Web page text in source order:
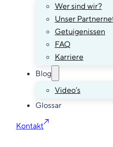
Wer sind wir?
Unser
Getuigenissen
FAQ
Karriere
Blog
Video’s
Glossar
Kontakt